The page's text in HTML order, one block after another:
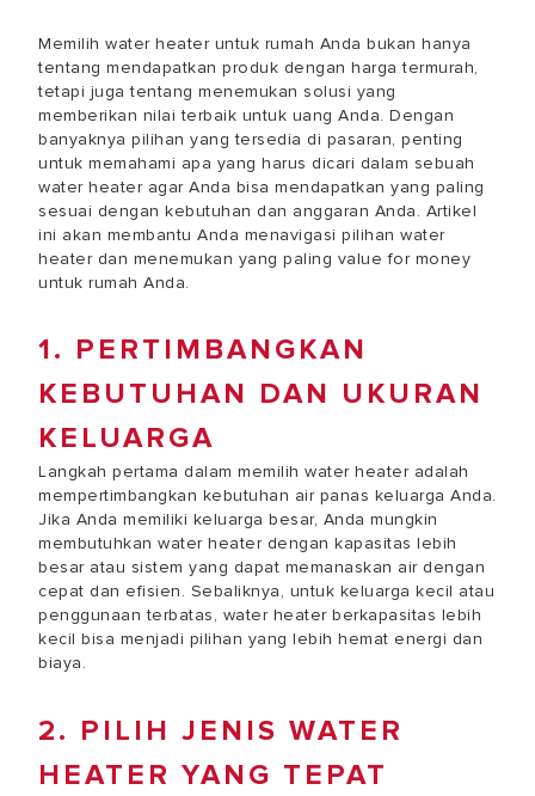
Memilih water heater untuk rumah Anda bukan hanya
tentang mendapatkan produk dengan harga termurah,
tetapi juga tentang menemukan solusi yang
memberikan nilai terbaik untuk uang Anda. Dengan
banyaknya pilihan yang tersedia di pasaran, penting
untuk memahami apa yang harus dicari dalam sebuah
water heater agar Anda bisa mendapatkan yang paling
sesuai dengan kebutuhan dan anggaran Anda. Artikel
ini akan membantu Anda menavigasi pilihan water
heater dan menemukan yang paling value for money
untuk rumah Anda.
1. PERTIMBANGKAN
KEBUTUHAN DAN UKURAN
KELUARGA
Langkah pertama dalam memilih water heater adalah
mempertimbangkan kebutuhan air panas keluarga Anda.
Jika Anda memiliki keluarga besar, Anda mungkin
membutuhkan water heater dengan kapasitas lebih
besar atau sistem yang dapat memanaskan air dengan
cepat dan efisien. Sebaliknya, untuk keluarga kecil atau
penggunaan terbatas, water heater berkapasitas lebih
kecil bisa menjadi pilihan yang lebih hemat energi dan
biaya.
2. PILIH JENIS WATER
HEATER YANG TEPAT